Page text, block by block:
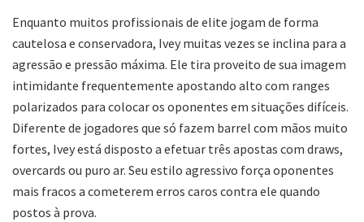
Enquanto muitos profissionais de elite jogam de forma
cautelosa e conservadora, Ivey muitas vezes se inclina para a
agressão e pressão máxima. Ele tira proveito de sua imagem
intimidante frequentemente apostando alto com ranges
polarizados para colocar os oponentes em situações difíceis.
Diferente de jogadores que só fazem barrel com mãos muito
fortes, Ivey está disposto a efetuar três apostas com draws,
overcards ou puro ar. Seu estilo agressivo força oponentes
mais fracos a cometerem erros caros contra ele quando
postos à prova.